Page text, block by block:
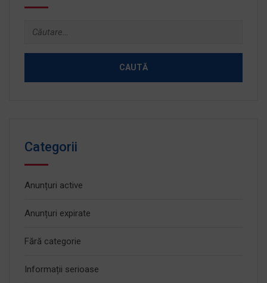
Caută
Categorii
Anunțuri active
Anunțuri expirate
Fără categorie
Informații serioase